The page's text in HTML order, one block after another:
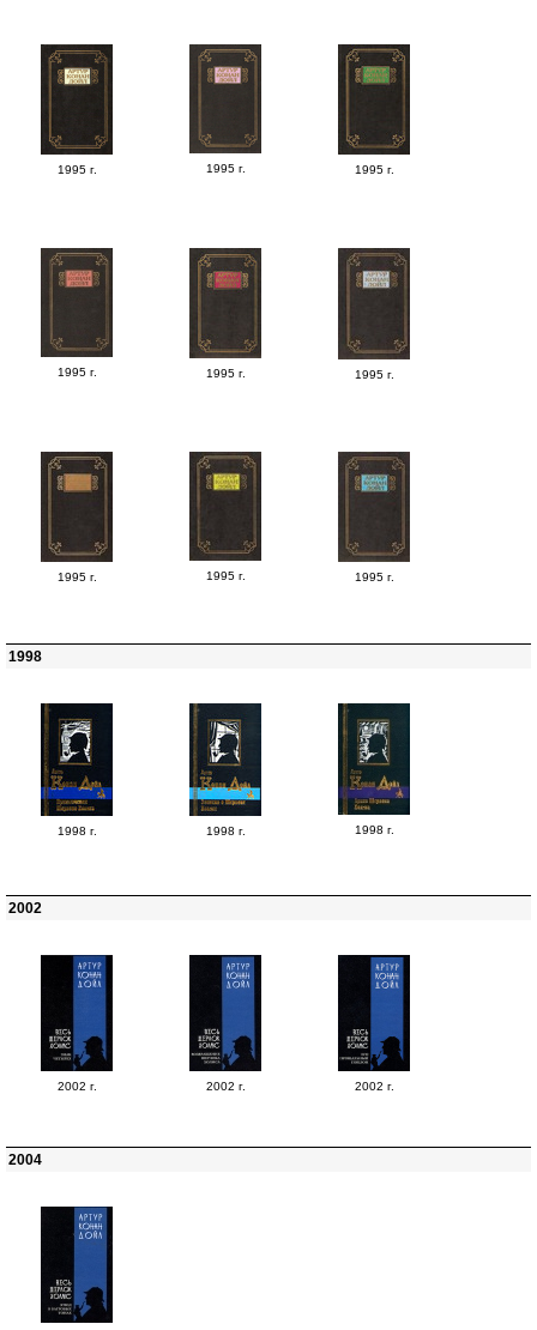
1995 г. 1995 г. 1995 г.
1995 г. 1995 г. 1995 г.
1995 г. 1995 г. 1995 г.
1998
1998 г. 1998 г. 1998 г.
2002
2002 г. 2002 г. 2002 г.
2004